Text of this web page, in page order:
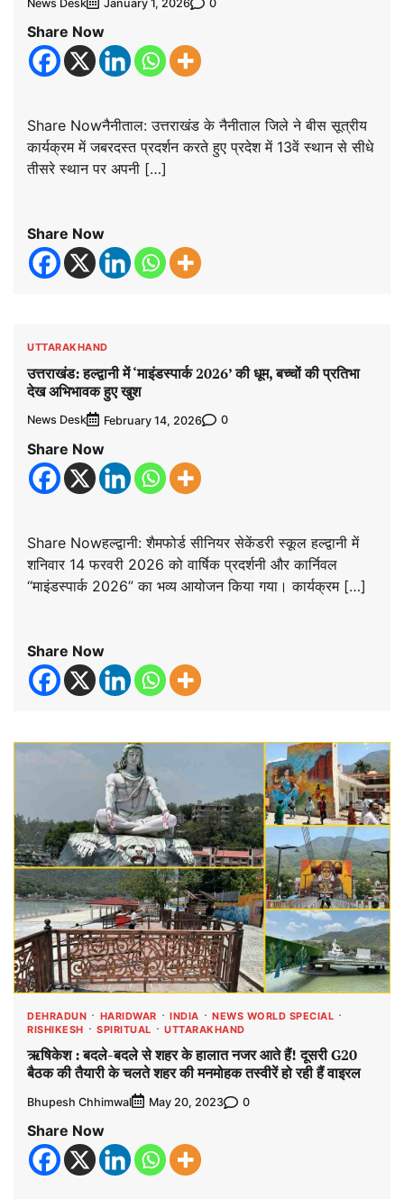
News Desk January 1, 2026 0
Share Now
Share Nowनैनीताल: उत्तराखंड के नैनीताल जिले ने बीस सूत्रीय
कार्यक्रम में जबरदस्त प्रदर्शन करते हुए प्रदेश में 13वें स्थान से सीधे
तीसरे स्थान पर अपनी […]
Share Now
UTTARAKHAND
उत्तराखंड: हल्द्वानी में ‘माइंडस्पार्क 2026’ की धूम, बच्चों की प्रतिभा
देख अभिभावक हुए खुश
News Desk February 14, 2026 0
Share Now
Share Nowहल्द्वानी: शैमफोर्ड सीनियर सेकेंडरी स्कूल हल्द्वानी में
शनिवार 14 फरवरी 2026 को वार्षिक प्रदर्शनी और कार्निवल
“माइंडस्पार्क 2026” का भव्य आयोजन किया गया। कार्यक्रम […]
Share Now
DEHRADUN HARIDWAR INDIA
NEWS WORLD SPECIAL
RISHIKESH
SPIRITUAL UTTARAKHAND
ऋषिकेश : बदले-बदले से शहर के हालात नजर आते हैं! दूसरी G20
बैठक की तैयारी के चलते शहर की मनमोहक तस्वीरें हो रही हैं वाइरल
Bhupesh Chhimwal May 20, 2023 0
Share Now